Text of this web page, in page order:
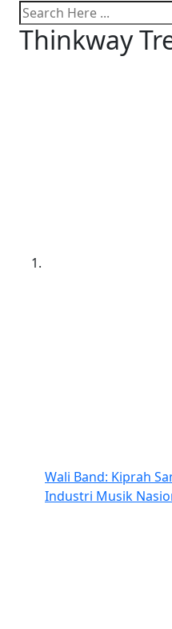
Thinkway
Wali Band: Kiprah
Industri Musik